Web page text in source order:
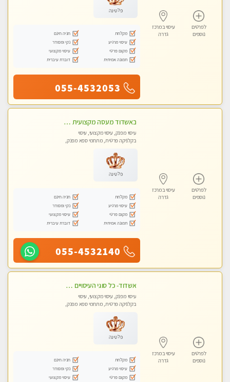
לפרטים
נוספים
עיסוי במרכז
גדרה
פלטינה
מקלחת
חניה חינם
עיסוי מרגיע
נקי ומסודר
מקום פרטי
עיסוי מקצועי
תמונה אמיתית
דוברת עיברית
055-4532053
לפרטים
נוספים
עיסוי במרכז
גדרה
באשדוד מעסה מקצועית חדשה ישראלית צעירה ואיכותית לעיסוי מרגיע ומפנק VIP-מומלץ לחלוטין! פרטי! ​​​​​​ Highly recommended
עיסוי מפנק, עיסוי מקצועי, עיסוי
בקלניקה פרטית, מתחמי ספא מפנק,
פלטינה
מקלחת
חניה חינם
עיסוי מרגיע
נקי ומסודר
מקום פרטי
עיסוי מקצועי
תמונה אמיתית
דוברת עיברית
055-4532140
לפרטים
נוספים
עיסוי במרכז
גדרה
אשדוד- כל סוגי העיסויים מעסה מקצועית ואיכותית פרטי!!!
עיסוי מפנק, עיסוי מקצועי, עיסוי
בקלניקה פרטית, מתחמי ספא מפנק,
פלטינה
מקלחת
חניה חינם
עיסוי מרגיע
נקי ומסודר
מקום פרטי
עיסוי מקצועי